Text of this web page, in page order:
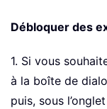
Débloquer des
1. Si vous
à la boîte de
puis, sous l’onglet